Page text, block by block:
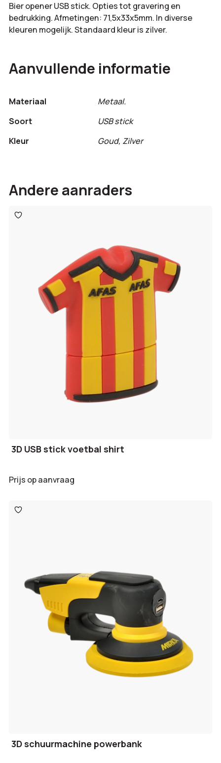
Bier opener USB stick. Opties tot gravering en
bedrukking. Afmetingen: 71,5x33x5mm. In diverse
kleuren mogelijk. Standaard kleur is zilver.
Aanvullende informatie
Materiaal
Metaal.
Soort
USB stick
Kleur
Goud, Zilver
Andere aanraders
Toevoegen
aan
3D USB stick voetbal shirt
Prijs op aanvraag
Toevoegen
aan
3D schuurmachine powerbank